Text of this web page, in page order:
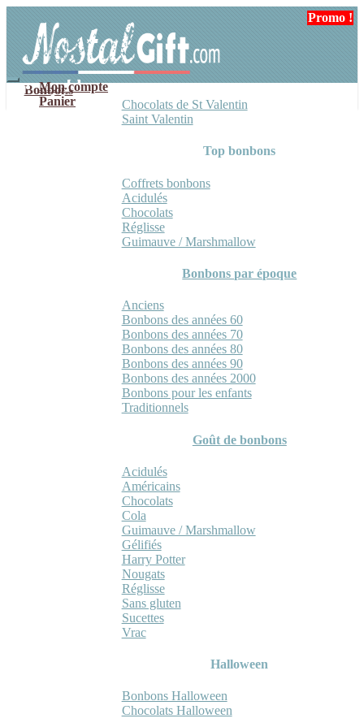
navigation
contenu
Mon compte
Panier
Bonbons
Chocolats de St Valentin
Saint Valentin
Top bonbons
Coffrets bonbons
Acidulés
Chocolats
Réglisse
Guimauve / Marshmallow
Bonbons par époque
Anciens
Bonbons des années 60
Bonbons des années 70
Bonbons des années 80
Bonbons des années 90
Bonbons des années 2000
Bonbons pour les enfants
Traditionnels
Goût de bonbons
Acidulés
Américains
Chocolats
Cola
Guimauve / Marshmallow
Gélifiés
Harry Potter
Nougats
Réglisse
Sans gluten
Sucettes
Vrac
Halloween
Bonbons Halloween
Chocolats Halloween
Promo !
Promo !